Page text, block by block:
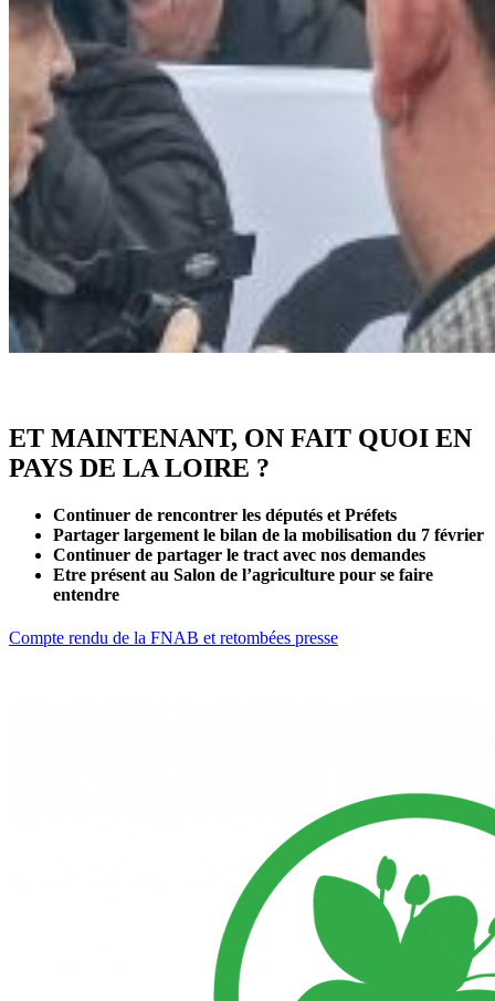
ET MAINTENANT, ON FAIT QUOI EN
PAYS DE LA LOIRE ?
Continuer de rencontrer les députés et Préfets
Partager largement le bilan de la mobilisation du 7 février
Continuer de partager le tract avec nos demandes
Etre présent au Salon de l’agriculture pour se faire
entendre
Compte rendu de la FNAB et retombées presse